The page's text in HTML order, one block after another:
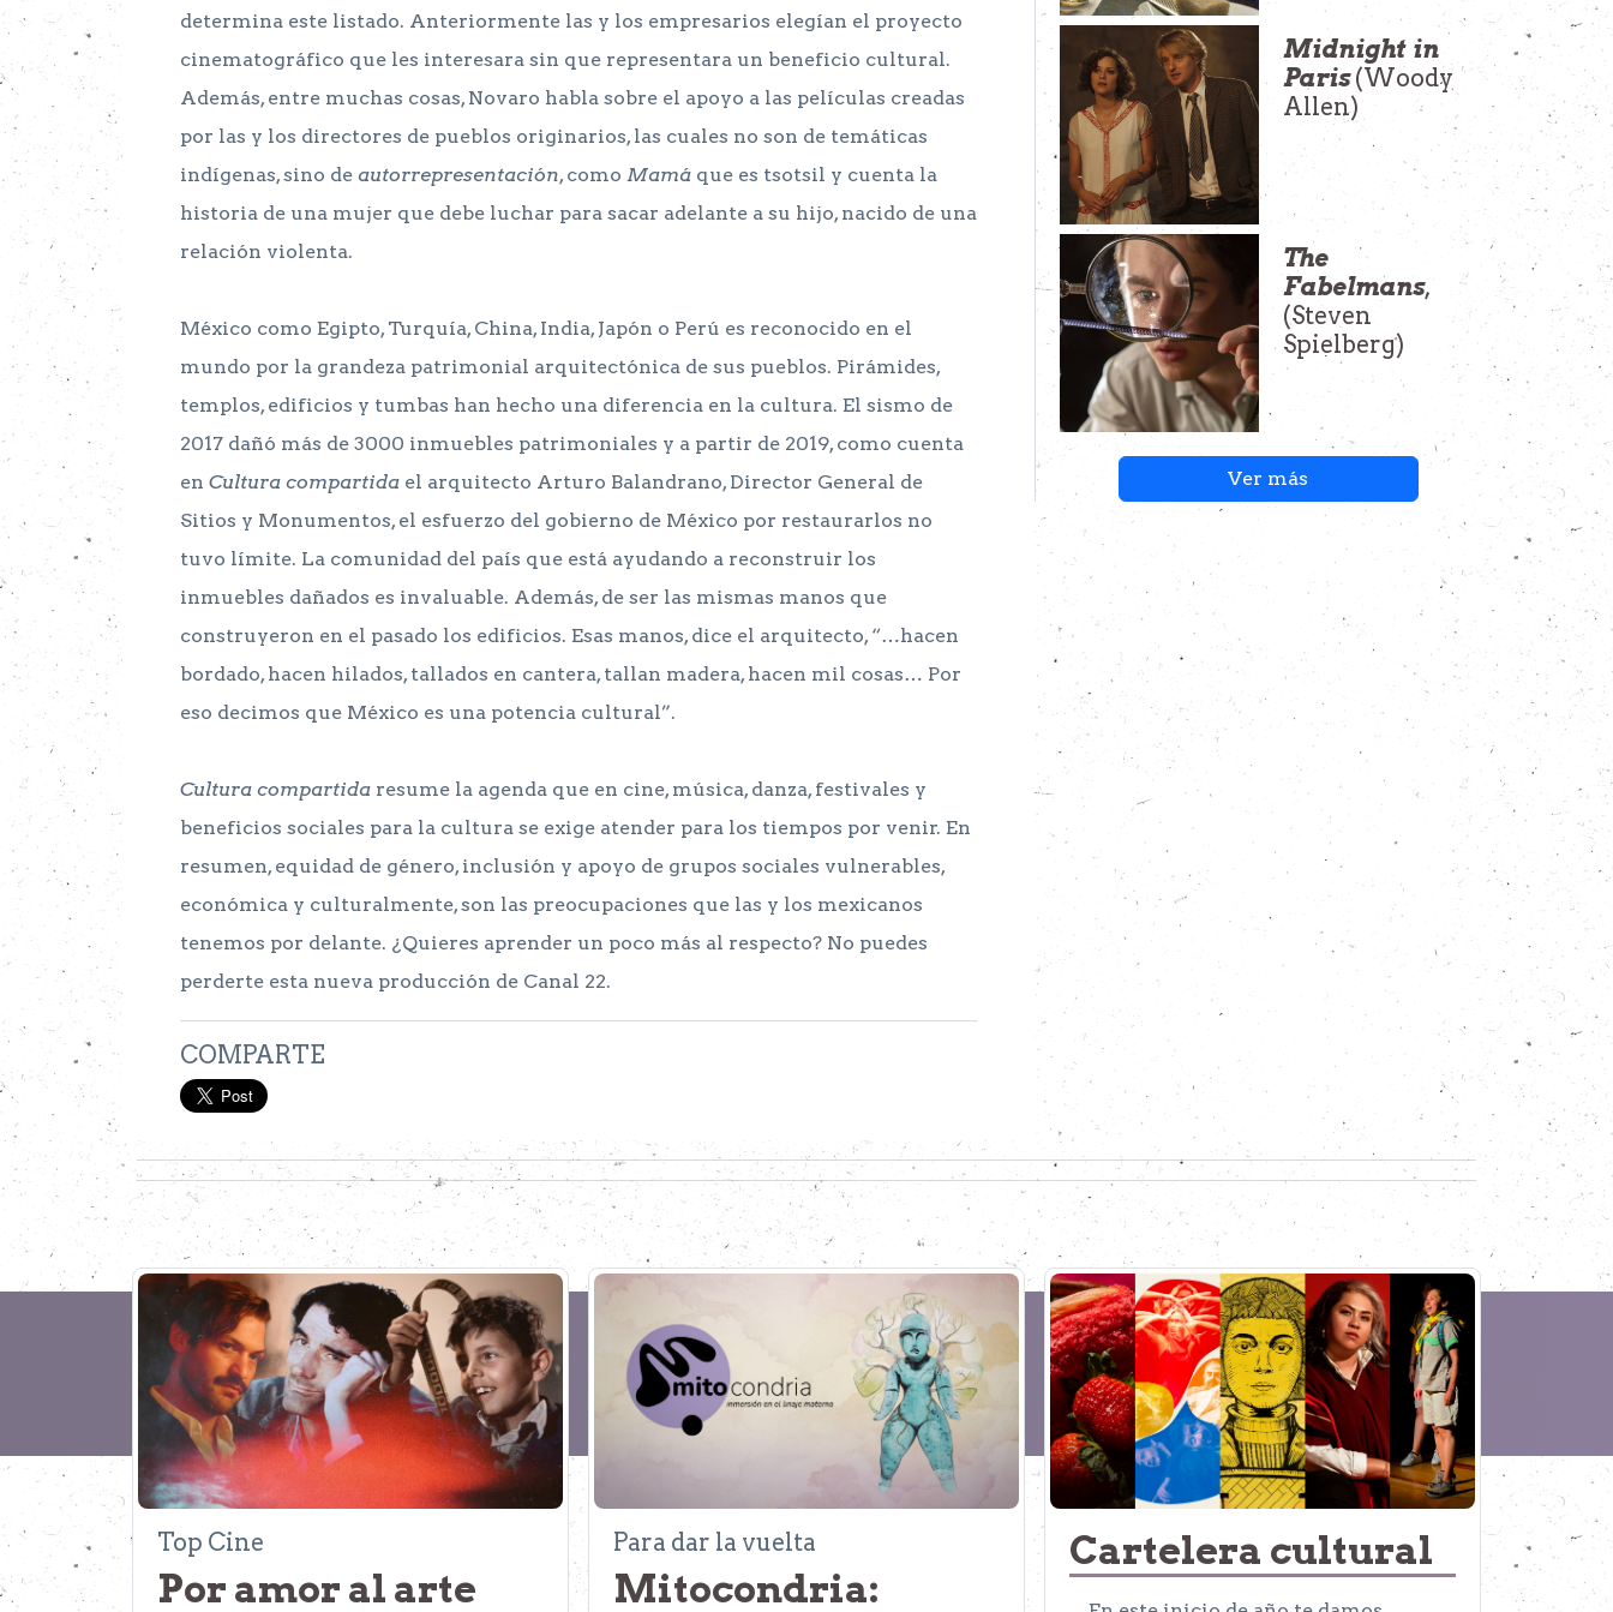
determina este listado. Anteriormente las y los empresarios elegían el proyecto
cinematográfico que les interesara sin que representara un beneficio cultural.
Además, entre muchas cosas, Novaro habla sobre el apoyo a las películas creadas
por las y los directores de pueblos originarios, las cuales no son de temáticas
indígenas, sino de autorrepresentación, como Mamá que es tsotsil y cuenta la
historia de una mujer que debe luchar para sacar adelante a su hijo, nacido de una
relación violenta.
México como Egipto, Turquía, China, India, Japón o Perú es reconocido en el
mundo por la grandeza patrimonial arquitectónica de sus pueblos. Pirámides,
templos, edificios y tumbas han hecho una diferencia en la cultura. El sismo de
2017 dañó más de 3000 inmuebles patrimoniales y a partir de 2019, como cuenta
en Cultura compartida el arquitecto Arturo Balandrano, Director General de
Sitios y Monumentos, el esfuerzo del gobierno de México por restaurarlos no
tuvo límite. La comunidad del país que está ayudando a reconstruir los
inmuebles dañados es invaluable. Además, de ser las mismas manos que
construyeron en el pasado los edificios. Esas manos, dice el arquitecto, “…hacen
bordado, hacen hilados, tallados en cantera, tallan madera, hacen mil cosas… Por
eso decimos que México es una potencia cultural”.
Cultura compartida resume la agenda que en cine, música, danza, festivales y
beneficios sociales para la cultura se exige atender para los tiempos por venir. En
resumen, equidad de género, inclusión y apoyo de grupos sociales vulnerables,
económica y culturalmente, son las preocupaciones que las y los mexicanos
tenemos por delante. ¿Quieres aprender un poco más al respecto? No puedes
perderte esta nueva producción de Canal 22.
COMPARTE
Midnight in
Paris(Woody
Allen)
The
Fabelmans,
(Steven
Spielberg)
Ver más
Top Cine
Por amor al arte
Para dar la vuelta
Mitocondria:
Cartelera cultural